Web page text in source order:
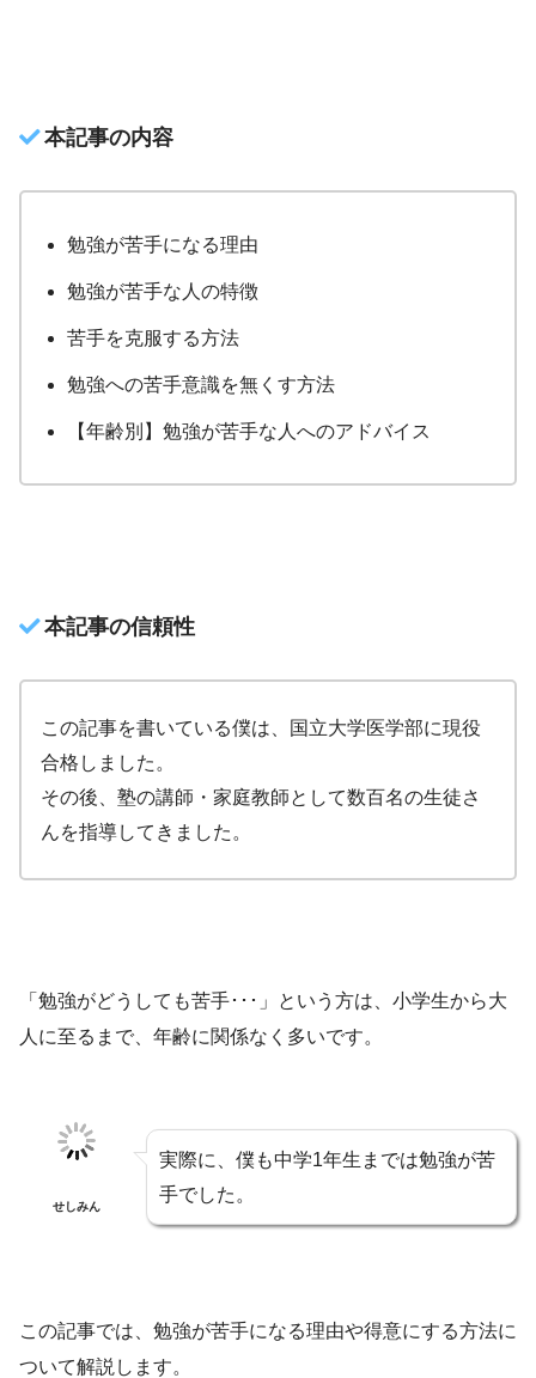
本記事の内容
勉強が苦手になる理由
勉強が苦手な人の特徴
苦手を克服する方法
勉強への苦手意識を無くす方法
【年齢別】勉強が苦手な人へのアドバイス
本記事の信頼性
この記事を書いている僕は、国立大学医学部に現役
合格しました。
その後、塾の講師・家庭教師として数百名の生徒さ
んを指導してきました。
「勉強がどうしても苦手･･･」という方は、小学生から大
人に至るまで、年齢に関係なく多いです。
せしみん
実際に、僕も中学1年生までは勉強が苦
手でした。
この記事では、勉強が苦手になる理由や得意にする方法に
ついて解説します。